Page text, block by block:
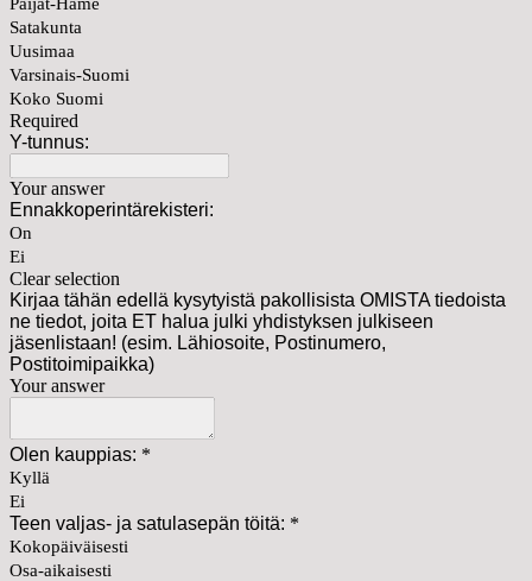
Satakunta
Uusimaa
Varsinais-Suomi
Koko Suomi
Required
Y-tunnus:
Your answer
Ennakkoperintärekisteri:
On
Ei
Clear selection
Kirjaa tähän edellä kysytyistä pakollisista OMISTA tiedoista
ne tiedot, joita ET halua julki yhdistyksen julkiseen
jäsenlistaan! (esim. Lähiosoite, Postinumero,
Postitoimipaikka)
Your answer
Olen kauppias: *
Kyllä
Ei
Teen valjas- ja satulasepän töitä: *
Kokopäiväisesti
Osa-aikaisesti